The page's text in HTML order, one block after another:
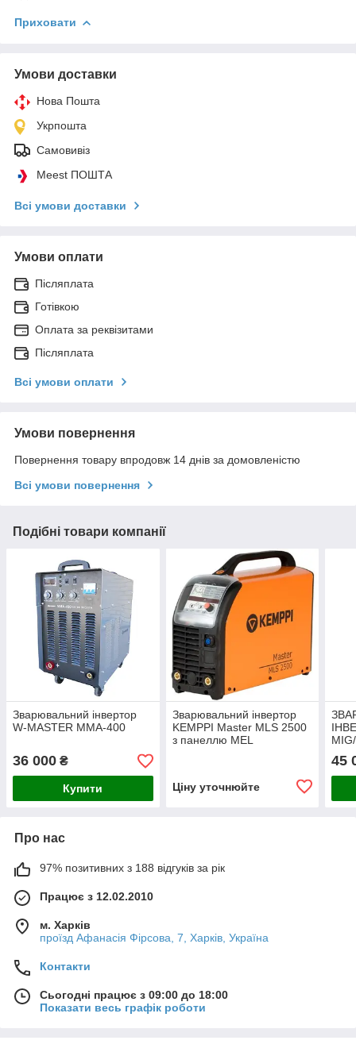
Приховати
Умови доставки
Нова Пошта
Укрпошта
Самовивіз
Meest ПОШТА
Всі умови доставки
Умови оплати
Післяплата
Готівкою
Оплата за реквізитами
Післяплата
Всі умови оплати
Умови повернення
Повернення товару впродовж 14 днів за домовленістю
Всі умови повернення
Подібні товари компанії
Зварювальний інвертор
W-MASTER MMA-400
36 000 ₴
Купити
Зварювальний інвертор
KEMPPI Master MLS 2500
з панеллю MEL
Ціну уточнюйте
45
Про нас
97% позитивних з 188 відгуків за рік
Працює з 12.02.2010
м. Харків
проїзд Афанасія Фірсова, 7, Харків, Україна
Контакти
Сьогодні працює з 09:00 до 18:00
Показати весь графік роботи